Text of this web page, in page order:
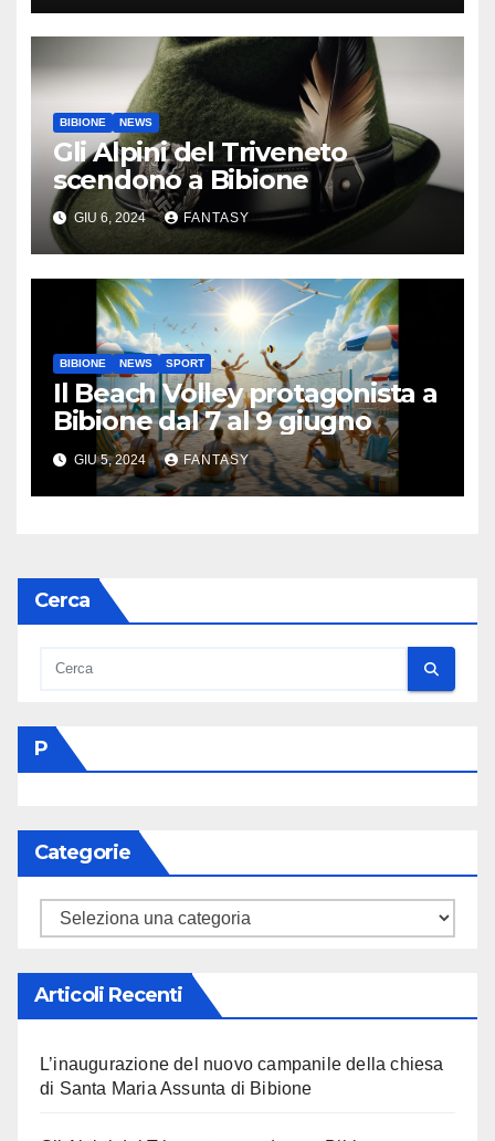
BIBIONE NEWS
Gli Alpini del Triveneto
scendono a Bibione
GIU 6, 2024 FANTASY
BIBIONE NEWS SPORT
Il Beach Volley protagonista a
Bibione dal 7 al 9 giugno
GIU 5, 2024 FANTASY
Cerca
P
Categorie
Categorie
Articoli Recenti
L’inaugurazione del nuovo campanile della chiesa
di Santa Maria Assunta di Bibione